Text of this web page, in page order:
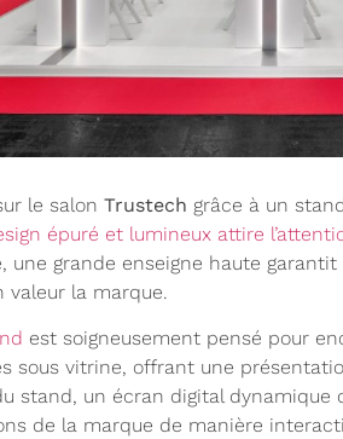
le salon Trustech grâce à un
épuré et lumineux attire
une grande enseigne haute
la marque.
est soigneusement pensé pour
sous vitrine, offrant une
stand, un écran digital
de la marque de manière